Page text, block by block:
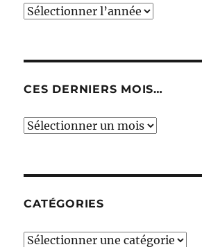
CES DERNIERS MOIS…
Ces
CATÉGORIES
Catégories